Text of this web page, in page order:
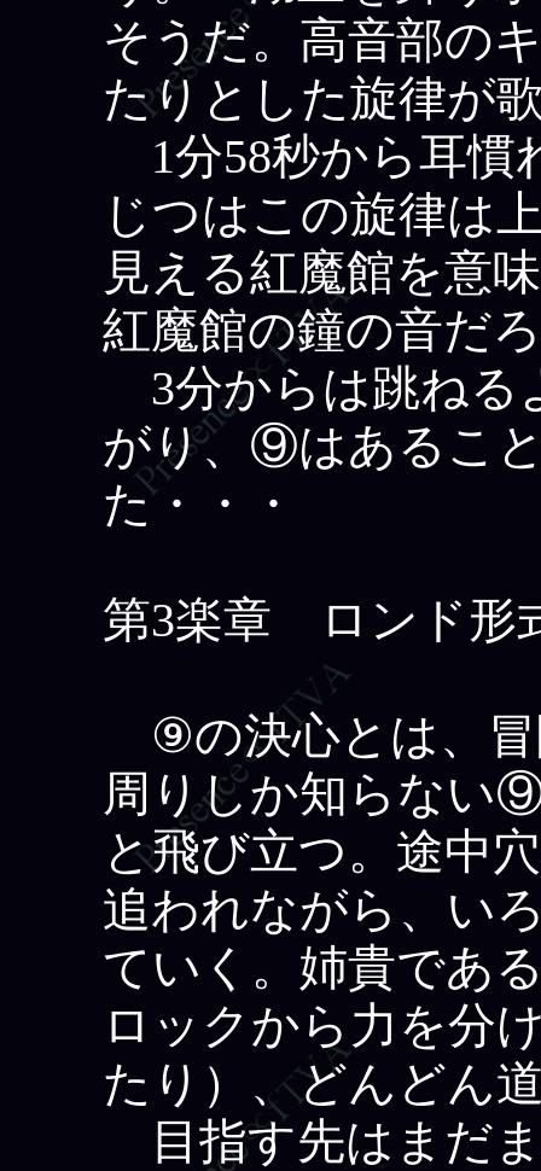
そうだ。高音部の
たりとした旋律が
1分58秒から耳慣
じつはこの旋律は
見える紅魔館を意
紅魔館の鐘の音だ
3分からは跳ねる
がり、⑨はあるこ
た・・・
第3楽章 ロンド形
⑨の決心とは、冒
周りしか知らない
と飛び立つ。途中
追われながら、い
ていく。姉貴であ
ロックから力を分
たり）、どんどん
目指す先はまだ